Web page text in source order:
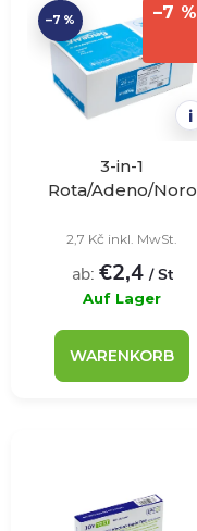
Alphabetisch
–7 %
i
–7 %
3-in-1
Rota/Adeno/Noro
Stück
2,7 Kč inkl. MwSt.
ab: €2,4 / St
Auf Lager
WARENKORB